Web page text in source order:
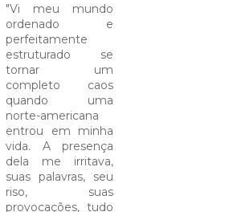
"Vi meu mundo
ordenado e
perfeitamente
estruturado se
tornar um
completo caos
quando uma
norte-americana
entrou em minha
vida. A presença
dela me irritava,
suas palavras, seu
riso, suas
provocações, tudo